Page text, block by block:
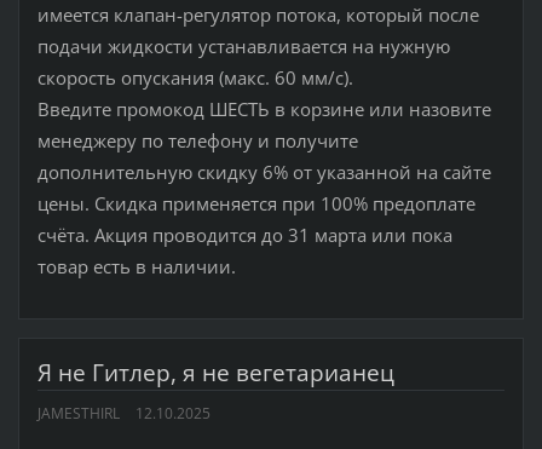
имеется клапан-регулятор потока, который после
подачи жидкости устанавливается на нужную
скорость опускания (макс. 60 мм/с).
Введите промокод ШЕСТЬ в корзине или назовите
менеджеру по телефону и получите
дополнительную скидку 6% от указанной на сайте
цены. Скидка применяется при 100% предоплате
счёта. Акция проводится до 31 марта или пока
товар есть в наличии.
Я не Гитлер, я не вегетарианец
JAMESTHIRL 12.10.2025